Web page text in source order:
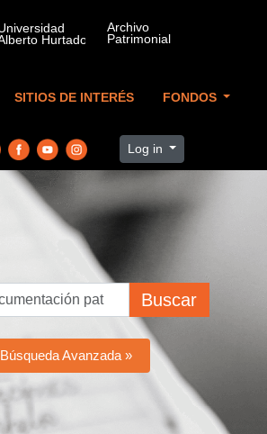
SITIOS DE INTERÉS FONDOS
Log in
Buscar
Búsqueda Avanzada »